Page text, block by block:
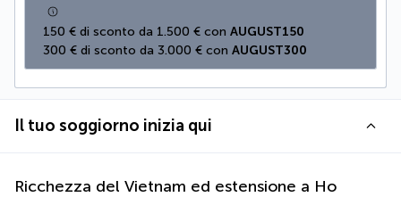
150 € di sconto da 1.500 € con AUGUST150
300 € di sconto da 3.000 € con AUGUST300
Il tuo soggiorno inizia qui
Ricchezza del Vietnam ed estensione a Ho